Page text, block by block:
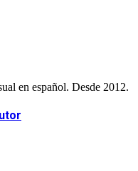
en español. Desde 2012.